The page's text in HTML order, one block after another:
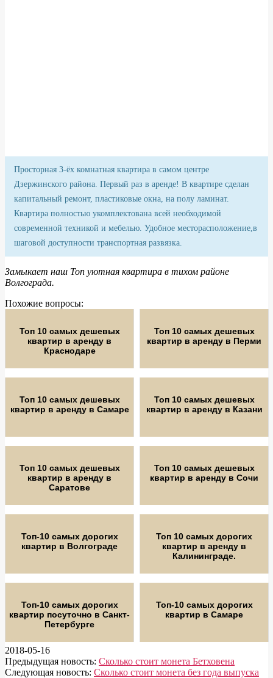
Просторная 3-ёх комнатная квартира в самом центре
Дзержинского района. Первый раз в аренде! В квартире сделан
капитальный ремонт, пластиковые окна, на полу ламинат.
Квартира полностью укомплектована всей необходимой
современной техникой и мебелью. Удобное месторасположение,в
шаговой доступности транспортная развязка.
Замыкает наш Топ уютная квартира в тихом районе
Волгограда.
Похожие вопросы:
Топ 10 самых дешевых
квартир в аренду в
Краснодаре
Топ 10 самых дешевых
квартир в аренду в Перми
Топ 10 самых дешевых
квартир в аренду в Самаре
Топ 10 самых дешевых
квартир в аренду в Казани
Топ 10 самых дешевых
квартир в аренду в
Саратове
Топ 10 самых дешевых
квартир в аренду в Сочи
Топ-10 самых дорогих
квартир в Волгограде
Топ 10 самых дорогих
квартир в аренду в
Калининграде.
Топ-10 самых дорогих
квартир посуточно в Санкт-
Петербурге
Топ-10 самых дорогих
квартир в Самаре
2018-05-16
Предыдущая новость: Сколько стоит монета Бетховена
Следующая новость: Сколько стоит монета без года выпуска